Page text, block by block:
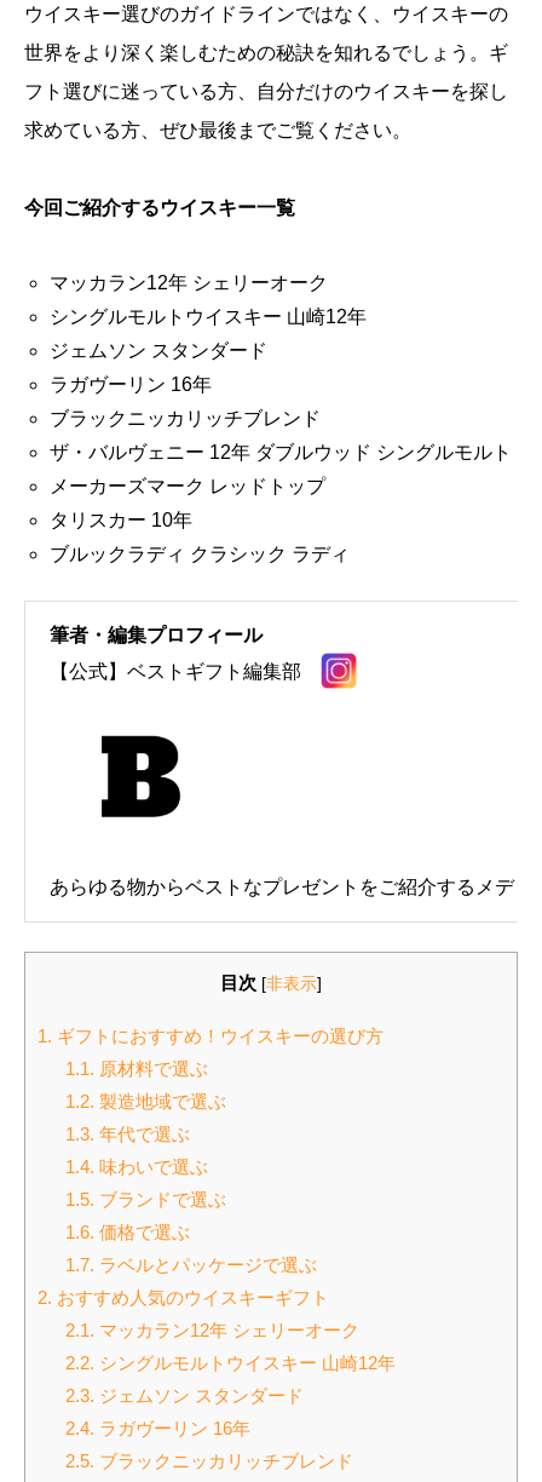
ウイスキー選びのガイドラインではなく、ウイスキーの
世界をより深く楽しむための秘訣を知れるでしょう。ギ
フト選びに迷っている方、自分だけのウイスキーを探し
求めている方、ぜひ最後までご覧ください。
今回ご紹介するウイスキー一覧
マッカラン12年 シェリーオーク
シングルモルトウイスキー 山崎12年
ジェムソン スタンダード
ラガヴーリン 16年
ブラックニッカリッチブレンド
ザ・バルヴェニー 12年 ダブルウッド シングルモルト
メーカーズマーク レッドトップ
タリスカー 10年
ブルックラディ クラシック ラディ
筆者・編集プロフィール
【公式】ベストギフト編集部
あらゆる物からベストなプレゼントをご紹介するメデ
目次 [非表示]
1. ギフトにおすすめ！ウイスキーの選び方
1.1. 原材料で選ぶ
1.2. 製造地域で選ぶ
1.3. 年代で選ぶ
1.4. 味わいで選ぶ
1.5. ブランドで選ぶ
1.6. 価格で選ぶ
1.7. ラベルとパッケージで選ぶ
2. おすすめ人気のウイスキーギフト
2.1. マッカラン12年 シェリーオーク
2.2. シングルモルトウイスキー 山崎12年
2.3. ジェムソン スタンダード
2.4. ラガヴーリン 16年
2.5. ブラックニッカリッチブレンド